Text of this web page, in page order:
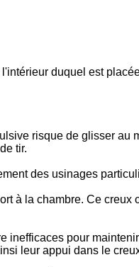
duquel est
risque de glisser au
tir.
des usinages
à la chambre. Ce creux
inefficaces pour
leur appui dans le